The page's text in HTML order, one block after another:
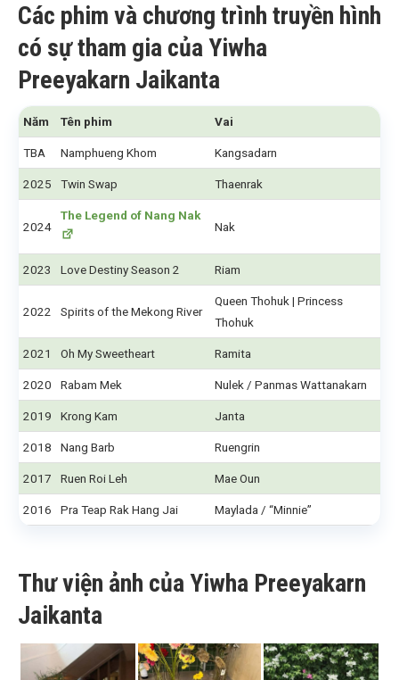
Các phim và chương trình truyền hình
có sự tham gia củaYiwha
Preeyakarn Jaikanta
Năm Tên phim Vai
TBA Namphueng Khom Kangsadarn
2025 Twin Swap Thaenrak
2024
The Legend of Nang Nak
Nak
2023 Love Destiny Season 2 Riam
2022 Spirits of the Mekong River
Queen Thohuk | Princess
Thohuk
2021 Oh My Sweetheart Ramita
2020 Rabam Mek Nulek / Panmas Wattanakarn
2019 Krong Kam Janta
2018 Nang Barb Ruengrin
2017 Ruen Roi Leh Mae Oun
2016 Pra Teap Rak Hang Jai Maylada / “Minnie”
Thư viện ảnh của Yiwha Preeyakarn
Jaikanta